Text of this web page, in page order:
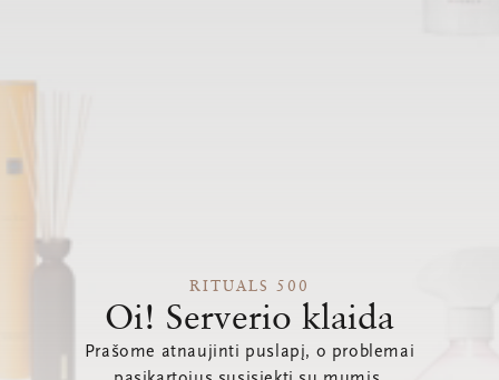
RITUALS 500
Oi! Serverio klaida
Prašome atnaujinti puslapį, o problemai